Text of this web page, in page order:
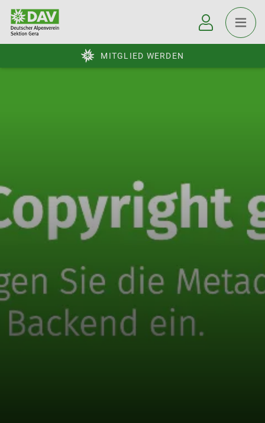
MITGLIED WERDEN